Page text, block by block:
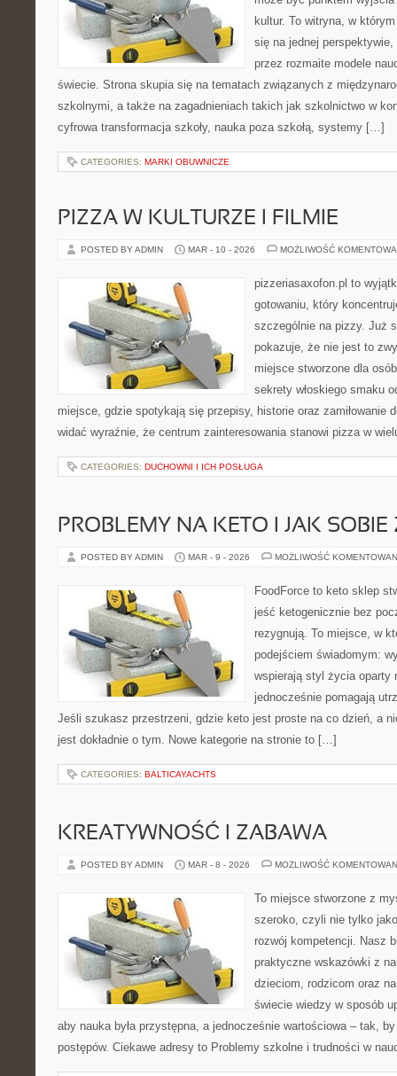
kultur. To witryna, w
się na jednej
przez rozmaite modele
świecie. Strona skupia się na tematach związanych z
szkolnymi, a także na zagadnieniach takich jak szkolnictwo w
cyfrowa transformacja szkoły, nauka poza szkołą, systemy […]
CATEGORIES: MARKI OBUWNICZE
PIZZA W KULTURZE I FILMIE
POSTED BY ADMIN MAR - 10 - 2026 MOŻLIWOŚĆ
pizzeriasaxofon.pl to
gotowaniu, który
szczególnie na pizzy. Już
pokazuje, że nie jest to
miejsce stworzone dla
sekrety włoskiego smaku
miejsce, gdzie spotykają się przepisy, historie oraz zamiłowanie
widać wyraźnie, że centrum zainteresowania stanowi pizza w
CATEGORIES: DUCHOWNI I ICH POSŁUGA
PROBLEMY NA KETO I JAK
POSTED BY ADMIN MAR - 9 - 2026 MOŻLIWOŚĆ
FoodForce to keto sklep
jeść ketogenicznie bez
rezygnują. To miejsce, w
podejściem świadomym:
wspierają styl życia oparty
jednocześnie pomagają
Jeśli szukasz przestrzeni, gdzie keto jest proste na co dzień, a
jest dokładnie o tym. Nowe kategorie na stronie to […]
CATEGORIES: BALTICAYACHTS
KREATYWNOŚĆ I ZABAWA
POSTED BY ADMIN MAR - 8 - 2026 MOŻLIWOŚĆ
To miejsce stworzone z
szeroko, czyli nie tylko
rozwój kompetencji. Nasz
praktyczne wskazówki z
dzieciom, rodzicom oraz
świecie wiedzy w sposób
aby nauka była przystępna, a jednocześnie wartościowa – tak, by
postępów. Ciekawe adresy to Problemy szkolne i trudności w